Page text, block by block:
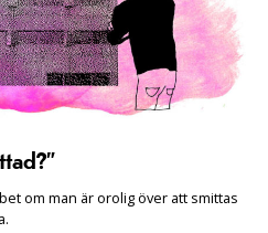
om man är orolig över att smittas